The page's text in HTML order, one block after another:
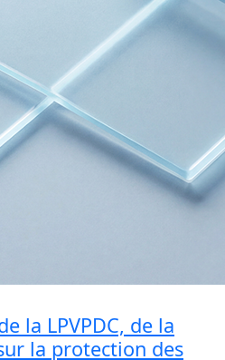
la LPVPDC, de la
la protection des